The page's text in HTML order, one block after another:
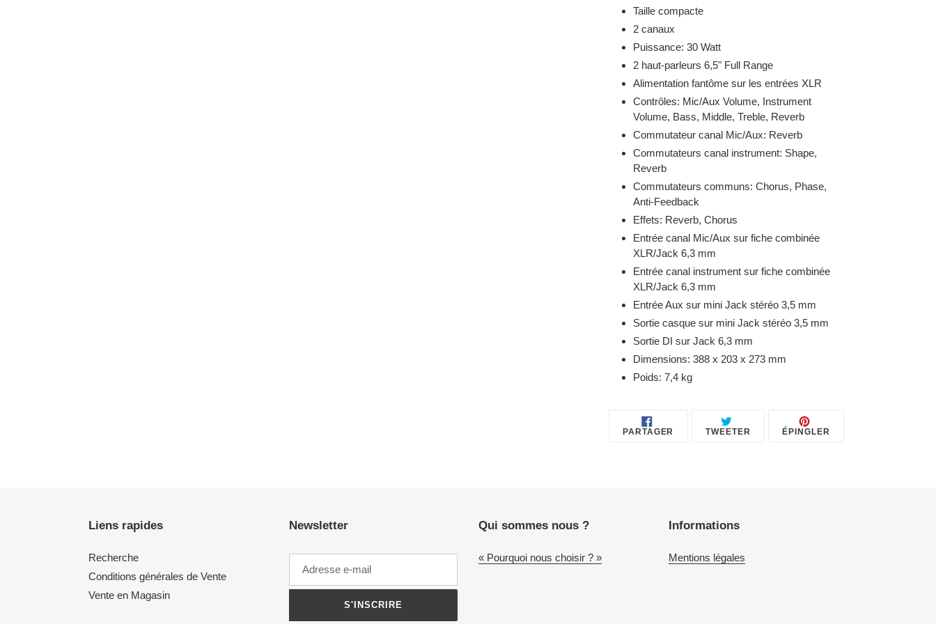
Taille compacte
2 canaux
Puissance: 30 Watt
2 haut-parleurs 6,5" Full Range
Alimentation fantôme sur les entrées XLR
Contrôles: Mic/Aux Volume, Instrument
Volume, Bass, Middle, Treble, Reverb
Commutateur canal Mic/Aux: Reverb
Commutateurs canal instrument: Shape,
Reverb
Commutateurs communs: Chorus, Phase,
Anti-Feedback
Effets: Reverb, Chorus
Entrée canal Mic/Aux sur fiche combinée
XLR/Jack 6,3 mm
Entrée canal instrument sur fiche combinée
XLR/Jack 6,3 mm
Entrée Aux sur mini Jack stéréo 3,5 mm
Sortie casque sur mini Jack stéréo 3,5 mm
Sortie DI sur Jack 6,3 mm
Dimensions: 388 x 203 x 273 mm
Poids: 7,4 kg
PARTAGER
PARTAGERTWEETER TWEETERÉPINGLER
Liens rapides
Recherche
Conditions générales de Vente
Vente en Magasin
Newsletter
S'INSCRIRE
Qui sommes nous ?
« Pourquoi nous choisir ? »
Informations
Mentions légales